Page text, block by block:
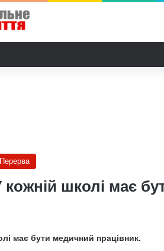
Перерва
школі має
має бути медичний працівник.